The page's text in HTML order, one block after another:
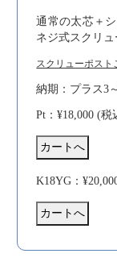
通常の太芯＋
ネジ式スクリュ
スクリューポスト
納期：プラス3
Pt：¥18,000 (
K18YG：